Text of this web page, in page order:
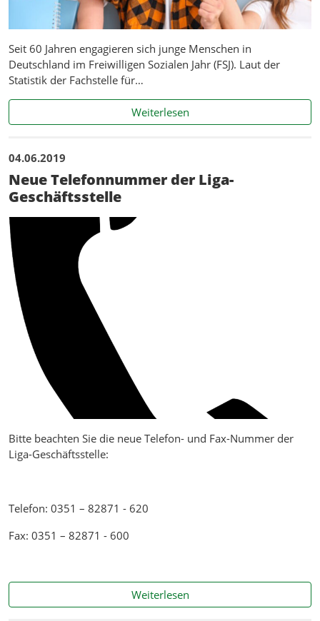
Seit 60 Jahren engagieren sich junge Menschen in
Deutschland im Freiwilligen Sozialen Jahr (FSJ). Laut der
Statistik der Fachstelle für…
WeiterlesenFreiwilligendienste in
04.06.2019
Neue Telefonnummer der Liga-
Geschäftsstelle
Bitte beachten Sie die neue Telefon- und Fax-Nummer der
Liga-Geschäftsstelle:
Telefon: 0351 – 82871 - 620
Fax: 0351 – 82871 - 600
WeiterlesenNeue Telefonnummer der